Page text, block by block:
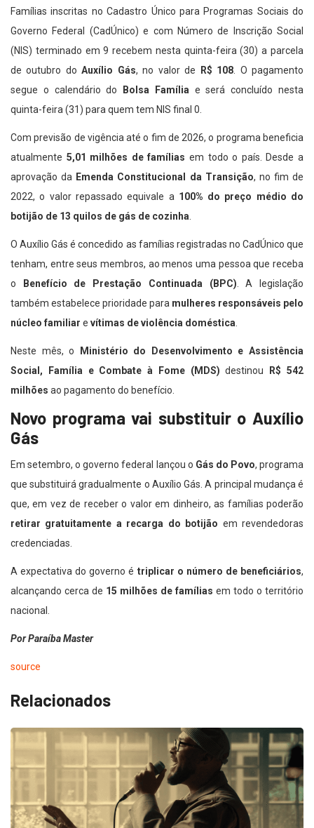
Famílias inscritas no Cadastro Único para Programas Sociais do
Governo Federal (CadÚnico) e com Número de Inscrição Social
(NIS) terminado em 9 recebem nesta quinta-feira (30) a parcela
de outubro doAuxílio Gás, no valor de R$ 108 . O pagamento
segue o calendário do
Bolsa Família e será concluído nesta
quinta-feira (31) para quem tem NIS final 0.
Com previsão de vigência até o fim de 2026, o programa beneficia
atualmente 5,01 milhões de famílias em todo o país. Desde a
aprovação da Emenda Constitucional da Transição, no fim de
2022, o valor repassado equivale a 100% do preço médio do
botijão de 13 quilos de gás de cozinha
O Auxílio Gás é concedido as famílias registradas no CadÚnico que
tenham, entre seus membros, ao menos uma pessoa que receba
o
Benefício de Prestação Continuada (BPC) . A legislação
também estabelece prioridade para mulheres responsáveis pelo
núcleo familiar e vítimas de violência doméstica
Neste mês, o
Ministério do Desenvolvimento e Assistência
Social, Família e Combate à Fome (MDS) destinou
R$ 542
milhões ao pagamento do benefício.
Novo programa vai substituir o Auxílio
Gás
Em setembro, o governo federal lançou o Gás do Povo, programa
que substituirá gradualmente o Auxílio Gás. A principal mudança é
que, em vez de receber o valor em dinheiro, as famílias poderão
retirar gratuitamente a recarga do botijão em revendedoras
credenciadas.
A expectativa do governo é triplicar o número de beneficiários,
alcançando cerca de 15 milhões de famílias em todo o território
nacional.
Por Paraíba Master
source
Relacionados